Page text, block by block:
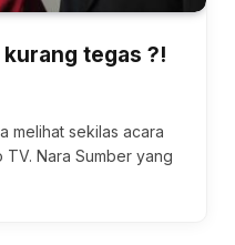
tegas ?!
melihat sekilas acara
TV. Nara Sumber yang